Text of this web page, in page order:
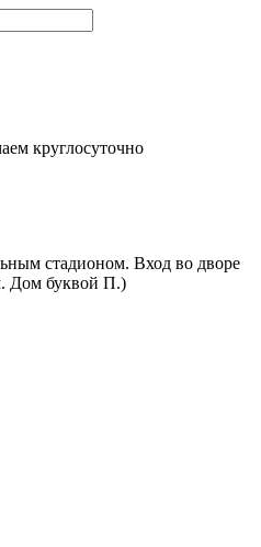
круглосуточно
стадионом. Вход во дворе
Дом буквой П.)